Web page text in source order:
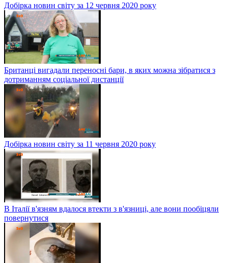
Добірка новин світу за 12 червня 2020 року
Британці вигадали переносні бари, в яких можна зібратися з
дотриманням соціальної дистанції
Добірка новин світу за 11 червня 2020 року
В Італії в'язням вдалося втекти з в'язниці, але вони пообіцяли
повернутися